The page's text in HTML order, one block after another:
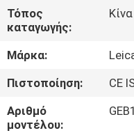
ΠΕΡΊΠΟΥ
ΕΜΕΊΣ
ΓΎΡΟΣ
ΕΡΓΟΣΤΑΣΊΩΝ
Τόπος
καταγωγής:
Κίνα
Μάρκα:
Πιστοποίηση:
CE
Αριθμό
μοντέλου: